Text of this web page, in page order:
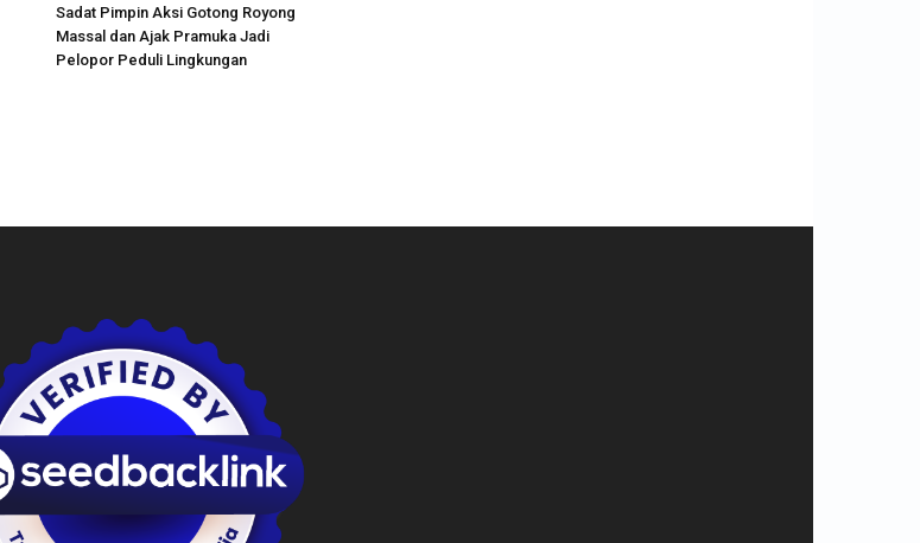
Sadat Pimpin Aksi Gotong Royong
Massal dan Ajak Pramuka Jadi
Pelopor Peduli Lingkungan